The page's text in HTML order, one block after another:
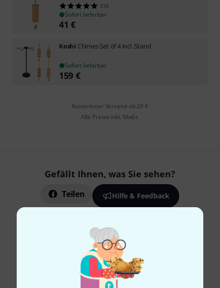
213
Sofort lieferbar
41 €
Koshi Chimes Set of 4 incl. Stand
Sofort lieferbar
159 €
Kostenloser Versand ab 29 €
Alle Preise inkl. MwSt.
Gefällt Ihnen, was Sie sehen?
Teilen Hilfe & Feedback